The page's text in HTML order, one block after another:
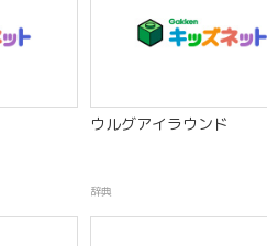
ウルグアイラウンド
辞典